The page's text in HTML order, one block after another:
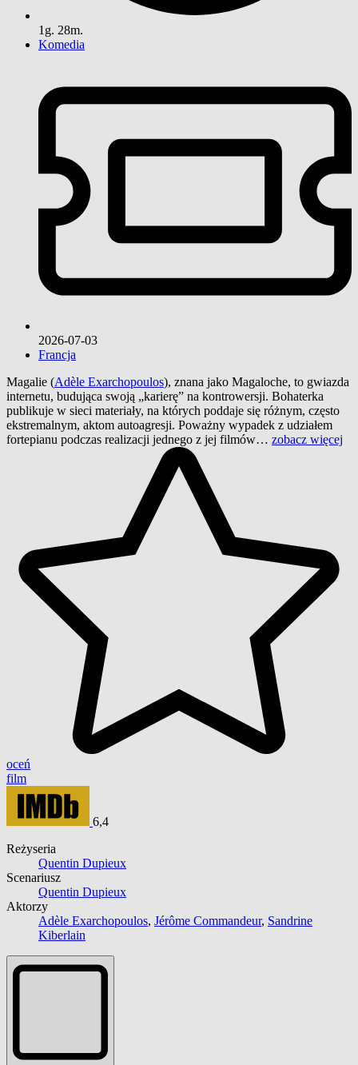
1g. 28m.
Komedia
2026-07-03
Francja
Magalie (Adèle Exarchopoulos), znana jako Magaloche, to gwiazda
internetu, budująca swoją „karierę” na kontrowersji. Bohaterka
publikuje w sieci materiały, na których poddaje się różnym, często
ekstremalnym, aktom autoagresji. Poważny wypadek z udziałem
fortepianu podczas realizacji jednego z jej filmów… zobacz więcej
oceń
film
6,4
Reżyseria
Quentin Dupieux
Scenariusz
Quentin Dupieux
Aktorzy
Adèle Exarchopoulos, Jérôme Commandeur, Sandrine
Kiberlain